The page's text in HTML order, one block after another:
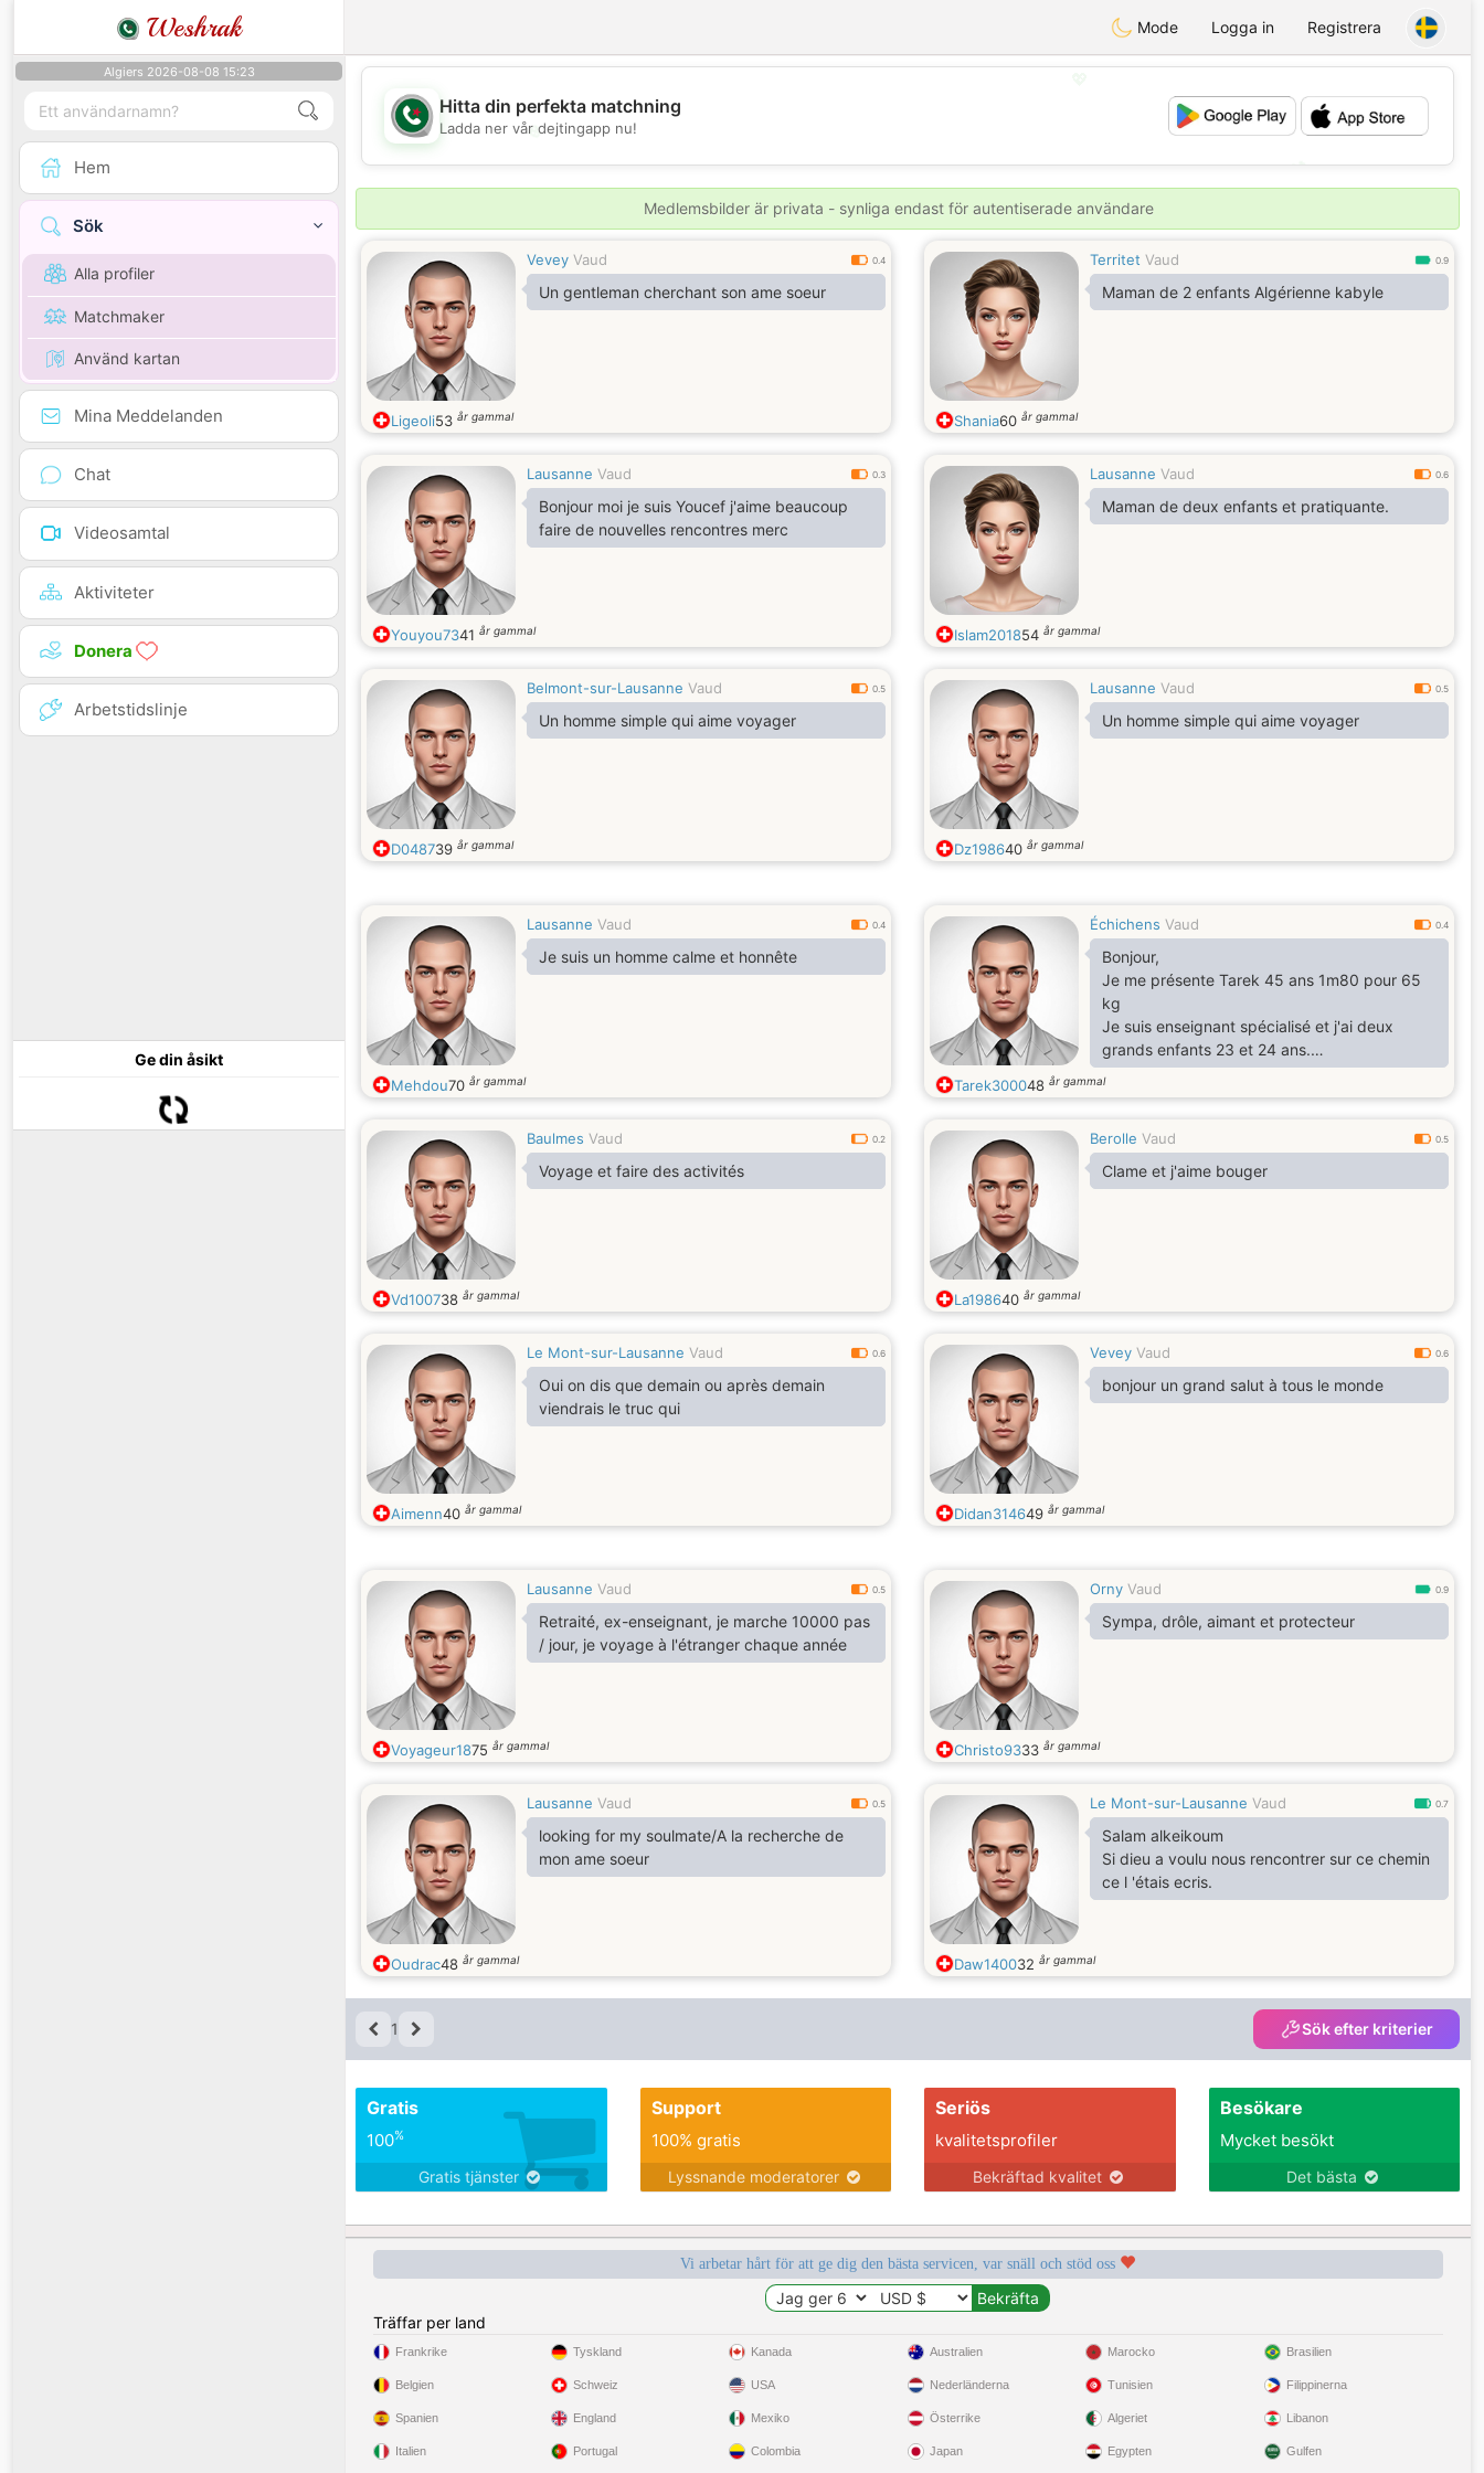
Weshrak Mode Logga in Registrera
Algiers 2026-08-08 15:23
Hem
Sök
Alla profiler
Matchmaker
Använd kartan
Mina Meddelanden
Chat
Videosamtal
Aktiviteter
Donera
Arbetstidslinje
Ge din åsikt
💖
💕
Hitta din perfekta matchning
Ladda ner vår dejtingapp nu!
Medlemsbilder är privata - synliga endast för autentiserade användare
Vevey Vaud 0.4
Un gentleman cherchant son ame soeur
Ligeoli53 år gammal
Territet Vaud 0.9
Maman de 2 enfants Algérienne kabyle
Shania60 år gammal
Lausanne Vaud 0.3
Bonjour moi je suis Youcef j'aime beaucoup
faire de nouvelles rencontres merc
Youyou7341 år gammal
Lausanne Vaud 0.6
Maman de deux enfants et pratiquante.
Islam201854 år gammal
Belmont-sur-Lausanne Vaud 0.5
Un homme simple qui aime voyager
D048739 år gammal
Lausanne Vaud 0.5
Un homme simple qui aime voyager
Dz198640 år gammal
Lausanne Vaud 0.4
Je suis un homme calme et honnête
Mehdou70 år gammal
Échichens Vaud 0.4
Bonjour,
Je me présente Tarek 45 ans 1m80 pour 65
kg
Je suis enseignant spécialisé et j'ai deux
grands enfants 23 et 24 ans.
Séparé, je recherche une femme attentionnée
et croyante. J'aime voyager et partager des
Je suis quelqu'un d'ouvert dans la limite du
raisonnable.
Je désire rencontrer une femme instruite mais
Tarek300048 år gammal
Baulmes Vaud 0.2
Voyage et faire des activités
Vd100738 år gammal
Berolle Vaud 0.5
Clame et j'aime bouger
La198640 år gammal
Le Mont-sur-Lausanne Vaud 0.6
Oui on dis que demain ou après demain
viendrais le truc qui
Aimenn40 år gammal
Vevey Vaud 0.6
bonjour un grand salut à tous le monde
Didan314649 år gammal
Lausanne Vaud 0.5
Retraité, ex-enseignant, je marche 10000 pas
/ jour, je voyage à l'étranger chaque année
Voyageur1875 år gammal
Orny Vaud 0.9
Sympa, drôle, aimant et protecteur
Christo9333 år gammal
Lausanne Vaud 0.5
looking for my soulmate/A la recherche de
mon ame soeur
Oudrac48 år gammal
Le Mont-sur-Lausanne Vaud 0.7
Salam alkeikoum
Si dieu a voulu nous rencontrer sur ce chemin
ce l 'étais ecris.
Daw140032 år gammal
1 Sök efter kriterier
Gratis
100%
Gratis tjänster
Support
100% gratis
Lyssnande moderatorer
Seriös
kvalitetsprofiler
Bekräftad kvalitet
Besökare
Mycket besökt
Det bästa
Vi arbetar hårt för att ge dig den bästa servicen, var snäll och stöd oss
Träffar per land
Frankrike
Belgien
Spanien
Italien
Tyskland
Schweiz
England
Portugal
Kanada
USA
Mexiko
Colombia
Australien
Nederländerna
Österrike
Japan
Marocko
Tunisien
Algeriet
Egypten
Brasilien
Filippinerna
Libanon
Gulfen